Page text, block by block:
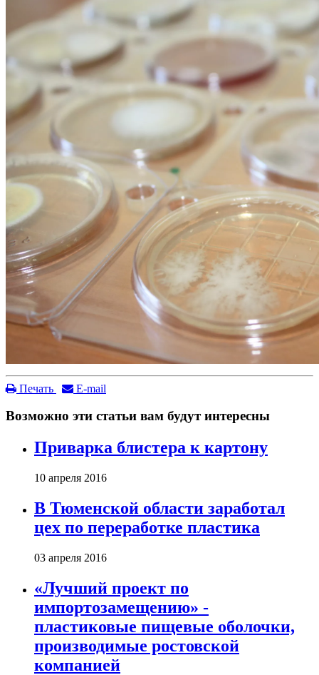
Печать E-mail
Возможно эти статьи вам будут интересны
Приварка блистера к картону
10 апреля 2016
В Тюменской области заработал
цех по переработке пластика
03 апреля 2016
«Лучший проект по
импортозамещению» -
пластиковые пищевые оболочки,
производимые ростовской
компанией